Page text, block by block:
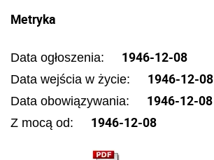
Metryka
Data ogłoszenia: 1946-12-08
Data wejścia w życie: 1946-12-08
Data obowiązywania: 1946-12-08
Z mocą od: 1946-12-08